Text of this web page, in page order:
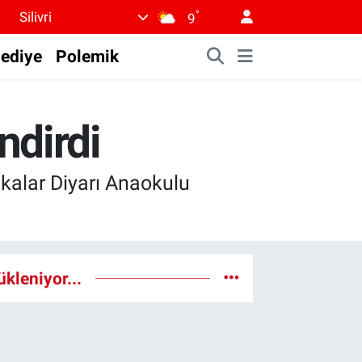
Silivri 9°
Polemik
Diyarı Anaokulu